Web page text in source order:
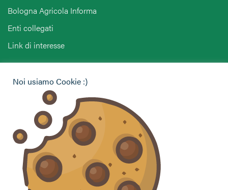
Bologna Agricola Informa
Enti collegati
Link di interesse
Vuoi contattarci per ricevere assistenza, lasciare un
commento o chiedere informazioni?
CONTATTACI
Seguici sui social
Noi usiamo Cookie :)